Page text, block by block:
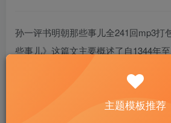
孙一评书明朝那些事儿全241回mp3打
些事儿》这篇文主要概述了自1344年
重要事件。以史料为基础，以时间和
小说的笔法，全面展示了明朝十七位
平民百姓的命运。特别突出了官场政
主题模板推荐